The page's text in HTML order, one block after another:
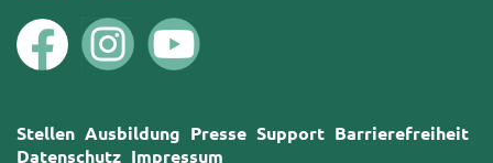
Stellen Ausbildung Presse Support Barrierefreiheit
Datenschutz Impressum